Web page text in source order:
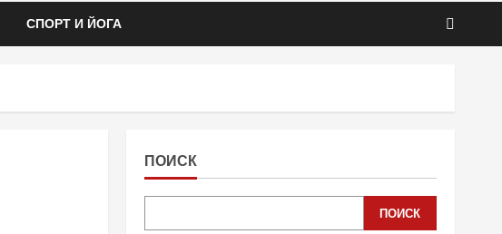
СПОРТ И ЙОГА
ПОИСК
ПОИСК